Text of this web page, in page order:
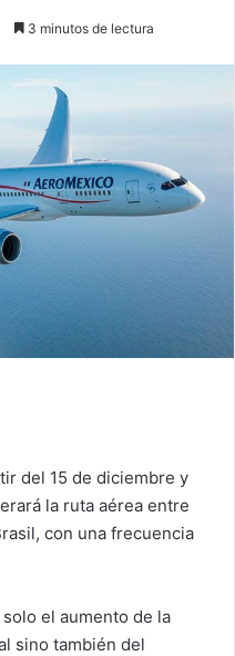
3 minutos de lectura
del 15 de diciembre y
la ruta aérea entre
con una frecuencia
el aumento de la
sino también del